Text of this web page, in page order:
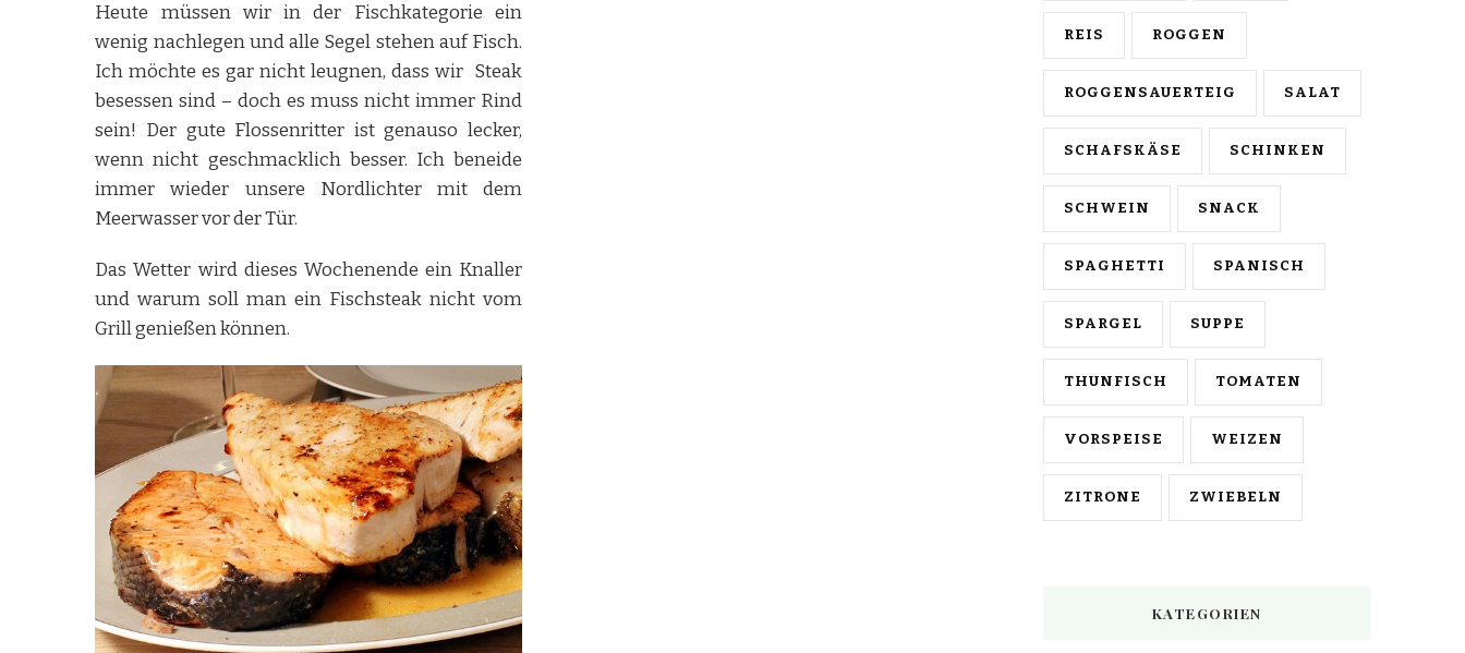
Heute müssen wir in der Fischkategorie ein
wenig nachlegen und alle Segel stehen auf Fisch.
Ich möchte es gar nicht leugnen, dass wir Steak
besessen sind – doch es muss nicht immer Rind
sein! Der gute Flossenritter ist genauso lecker,
wenn nicht geschmacklich besser. Ich beneide
immer wieder unsere Nordlichter mit dem
Meerwasser vor der Tür.
Das Wetter wird dieses Wochenende ein Knaller
und warum soll man ein Fischsteak nicht vom
Grill genießen können.
REIS ROGGEN
ROGGENSAUERTEIG SALAT
SCHAFSKÄSE SCHINKEN
SCHWEIN SNACK
SPAGHETTI SPANISCH
SPARGEL SUPPE
THUNFISCH TOMATEN
VORSPEISE WEIZEN
ZITRONE ZWIEBELN
KATEGORIEN